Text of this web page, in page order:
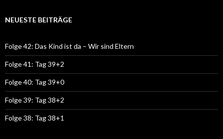
NEUESTE BEITRÄGE
Folge 42: Das Kind ist da – Wir sind Eltern
Folge 41: Tag 39+2
Folge 40: Tag 39+0
Folge 39: Tag 38+2
Folge 38: Tag 38+1